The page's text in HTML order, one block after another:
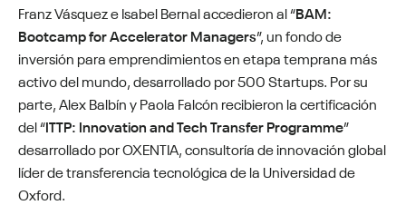
Franz Vásquez e Isabel Bernal accedieron al “BAM:
Bootcamp for Accelerator Managers”, un fondo de
inversión para emprendimientos en etapa temprana más
activo del mundo, desarrollado por 500 Startups. Por su
parte, Alex Balbín y Paola Falcón recibieron la certificación
del “ITTP: Innovation and Tech Transfer Programme”
desarrollado por OXENTIA, consultoría de innovación global
líder de transferencia tecnológica de la Universidad de
Oxford.